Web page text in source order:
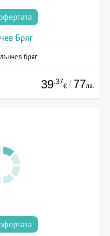
Бряг
бряг
39.37
€ / 77лв.